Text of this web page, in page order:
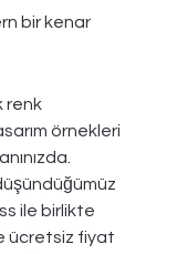
bir kenar
renk
örnekleri
ile birlikte
ücretsiz fiyat